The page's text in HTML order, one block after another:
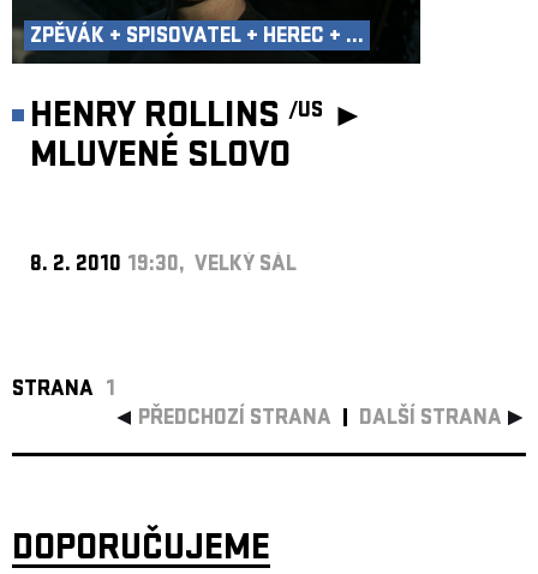
ZPĚVÁK + SPISOVATEL + HEREC + ...
HENRY ROLLINS /US ►
MLUVENÉ SLOVO
8. 2. 2010 19:30, VELKÝ SÁL
STRANA 1
PŘEDCHOZÍ STRANA
DALŠÍ STRANA
DOPORUČUJEME